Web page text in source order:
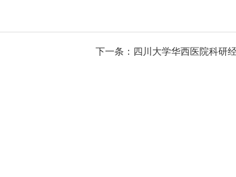
下一条：四川大学华西医院科研